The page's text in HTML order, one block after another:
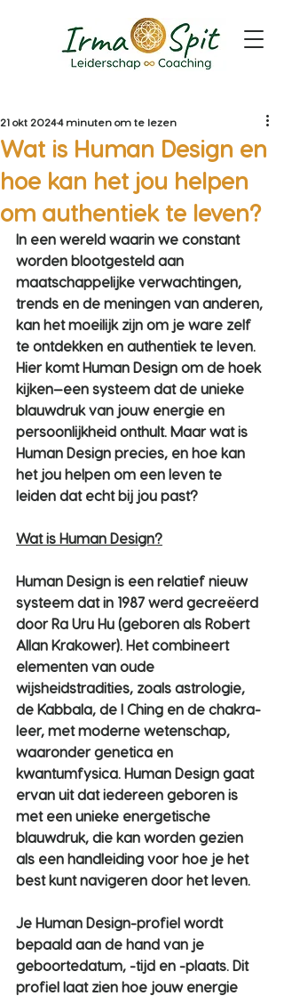
Wat is Human Design en
hoe kan het jou helpen
om authentiek te leven?
21 okt 20244 minuten om te lezen
In een wereld waarin we constant
worden blootgesteld aan
maatschappelijke verwachtingen,
trends en de meningen van anderen,
kan het moeilijk zijn om je ware zelf
te ontdekken en authentiek te leven.
Hier komt Human Design om de hoek
kijken—een systeem dat de unieke
blauwdruk van jouw energie en
persoonlijkheid onthult. Maar wat is
Human Design precies, en hoe kan
het jou helpen om een leven te
leiden dat echt bij jou past?
Wat is Human Design?
Human Design is een relatief nieuw
systeem dat in 1987 werd gecreëerd
door Ra Uru Hu (geboren als Robert
Allan Krakower). Het combineert
elementen van oude
wijsheidstradities, zoals astrologie,
de Kabbala, de I Ching en de chakra-
leer, met moderne wetenschap,
waaronder genetica en
kwantumfysica. Human Design gaat
ervan uit dat iedereen geboren is
met een unieke energetische
blauwdruk, die kan worden gezien
als een handleiding voor hoe je het
best kunt navigeren door het leven.
Je Human Design-profiel wordt
bepaald aan de hand van je
geboortedatum, -tijd en -plaats. Dit
profiel laat zien hoe jouw energie